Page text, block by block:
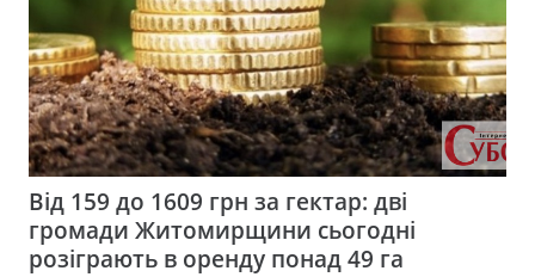
Від 159 до 1609 грн за гектар: дві
громади Житомирщини сьогодні
розіграють в оренду понад 49 га